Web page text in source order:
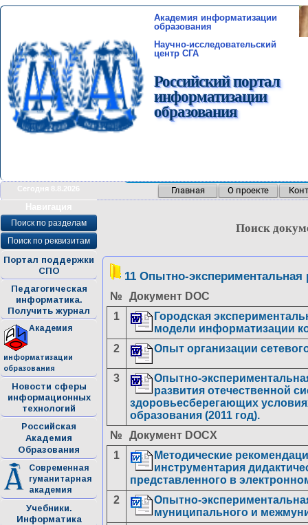
Академия информатизации
образования
Научно-исследовательский
центр СГА
Российский портал
информатизации
образования
Сегодня 8.8.2026 Главная О проекте
Навигация
Поиск по разделам
Поиск по реквизитам
Портал поддержки
СПО
Педагогическая
информатика.
Получить журнал
Академия
информатизации
образования
Новости сферы
информационных
технологий
Российская
Академия
Образования
Современная
гуманитарная
академия
Учебники.
Информатика
Поиск
11 Опытно-
№
Документ DOC
1
Городская
модели информатизации
2
Опыт организации
3
Опытно-
развития отечественной
здоровьесберегающих
образования (2011 год).
№
Документ DOCX
1
Методические
инструментария
представленного в
2
Опытно-
муниципального и